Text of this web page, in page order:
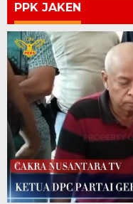
PPK JAKEN